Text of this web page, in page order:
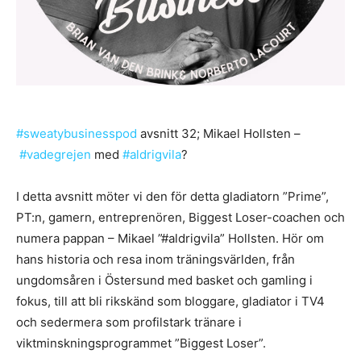
#sweatybusinesspod avsnitt 32; Mikael Hollsten –
#vadegrejen med #aldrigvila?
I detta avsnitt möter vi den för detta gladiatorn ”Prime”,
PT:n, gamern, entreprenören, Biggest Loser-coachen och
numera pappan – Mikael ”#aldrigvila” Hollsten. Hör om
hans historia och resa inom träningsvärlden, från
ungdomsåren i Östersund med basket och gamling i
fokus, till att bli rikskänd som bloggare, gladiator i TV4
och sedermera som profilstark tränare i
viktminskningsprogrammet ”Biggest Loser”.